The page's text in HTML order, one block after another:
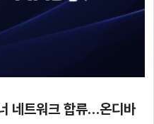
네트워크 합류…온디바